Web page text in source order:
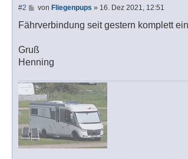
#2
B
i
a
von Fliegenpups » 16. Dez 2021, 12:51
Fährverbindung seit gestern komplett
Gruß
Henning